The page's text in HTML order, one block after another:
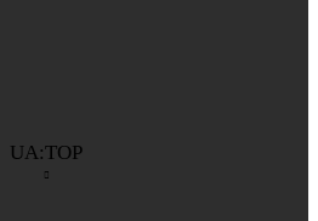
UA:TOP